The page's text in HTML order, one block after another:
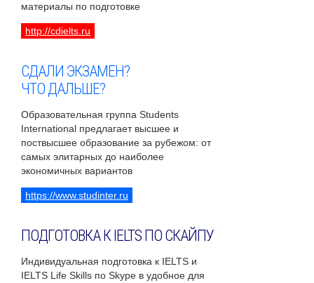
материалы по подготовке
http://cdielts.ru
СДАЛИ ЭКЗАМЕН?
ЧТО ДАЛЬШЕ?
Образовательная группа Students
International предлагает высшее и
поствысшее образование за рубежом: от
самых элитарных до наиболее
экономичных вариантов
https://www.studinter.ru
ПОДГОТОВКА К IELTS ПО СКАЙПУ
Индивидуальная подготовка к IELTS и
IELTS Life Skills по Skype в удобное для